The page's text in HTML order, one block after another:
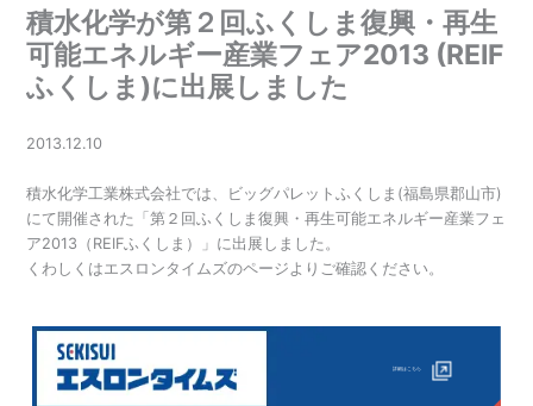
積水化学が第２回ふくしま復興・再生
可能エネルギー産業フェア2013 (REIF
ふくしま)に出展しました
2013.12.10
積水化学工業株式会社では、ビッグパレットふくしま(福島県郡山市)
にて開催された「第２回ふくしま復興・再生可能エネルギー産業フェ
ア2013（REIFふくしま）」に出展しました。
くわしくはエスロンタイムズのページよりご確認ください。
詳細はこちら